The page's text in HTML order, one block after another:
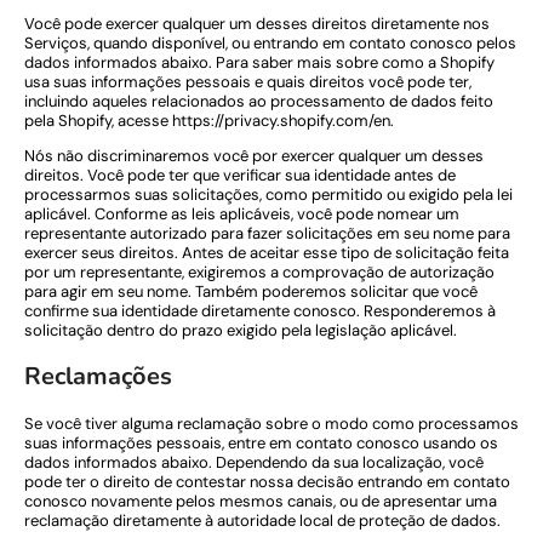
Você pode exercer qualquer um desses direitos diretamente nos
Serviços, quando disponível, ou entrando em contato conosco pelos
dados informados abaixo. Para saber mais sobre como a Shopify
usa suas informações pessoais e quais direitos você pode ter,
incluindo aqueles relacionados ao processamento de dados feito
pela Shopify, acesse https://privacy.shopify.com/en.
Nós não discriminaremos você por exercer qualquer um desses
direitos. Você pode ter que verificar sua identidade antes de
processarmos suas solicitações, como permitido ou exigido pela lei
aplicável. Conforme as leis aplicáveis, você pode nomear um
representante autorizado para fazer solicitações em seu nome para
exercer seus direitos. Antes de aceitar esse tipo de solicitação feita
por um representante, exigiremos a comprovação de autorização
para agir em seu nome. Também poderemos solicitar que você
confirme sua identidade diretamente conosco. Responderemos à
solicitação dentro do prazo exigido pela legislação aplicável.
Reclamações
Se você tiver alguma reclamação sobre o modo como processamos
suas informações pessoais, entre em contato conosco usando os
dados informados abaixo. Dependendo da sua localização, você
pode ter o direito de contestar nossa decisão entrando em contato
conosco novamente pelos mesmos canais, ou de apresentar uma
reclamação diretamente à autoridade local de proteção de dados.